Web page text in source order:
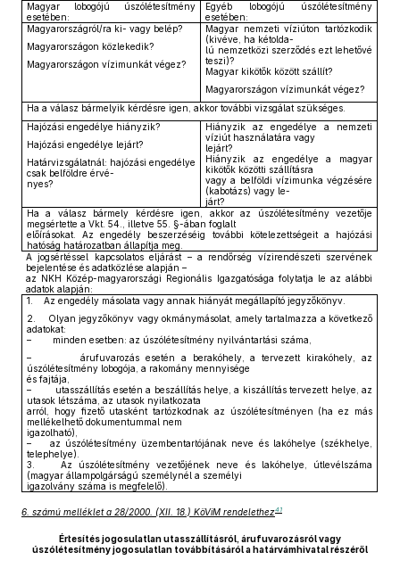
Magyar lobogójú úszólétesítmény
esetében:
Egyéb lobogójú úszólétesítmény
esetében:
Magyarországról/ra ki- vagy belép?
Magyarországon közlekedik?
Magyarországon vízimunkát végez?
Magyar nemzeti víziúton tartózkodik
(kivéve, ha kétolda-
lú nemzetközi szerződés ezt lehetővé
teszi)?
Magyar kikötők között szállít?
Magyarországon vízimunkát végez?
Ha a válasz bármelyik kérdésre igen, akkor további vizsgálat szükséges.
Hajózási engedélye hiányzik?
Hajózási engedélye lejárt?
Határvizsgálatnál: hajózási engedélye
csak belföldre érvé-
nyes?
Hiányzik az engedélye a nemzeti
víziút használatára vagy
lejárt?
Hiányzik az engedélye a magyar
kikötők közötti szállításra
vagy a belföldi vízimunka végzésére
(kabotázs) vagy le-
járt?
Ha a válasz bármely kérdésre igen, akkor az úszólétesítmény vezetője
megsértette a Vkt. 54., illetve 55. §-ában foglalt
előírásokat. Az engedély beszerzéséig további kötelezettségeit a hajózási
hatóság határozatban állapítja meg.
A jogsértéssel kapcsolatos eljárást – a rendőrség vízirendészeti szervének
bejelentése és adatközlése alapján –
az NKH Közép-magyarországi Regionális Igazgatósága folytatja le az alábbi
adatok alapján:
1. Az engedély másolata vagy annak hiányát megállapító jegyzőkönyv.
2. Olyan jegyzőkönyv vagy okmánymásolat, amely tartalmazza a következő
adatokat:
– minden esetben: az úszólétesítmény nyilvántartási száma,
– árufuvarozás esetén a berakóhely, a tervezett kirakóhely, az
úszólétesítmény lobogója, a rakomány mennyisége
és fajtája,
– utasszállítás esetén a beszállítás helye, a kiszállítás tervezett helye, az
utasok létszáma, az utasok nyilatkozata
arról, hogy fizető utasként tartózkodnak az úszólétesítményen (ha ez más
mellékelhető dokumentummal nem
igazolható),
– az úszólétesítmény üzembentartójának neve és lakóhelye (székhelye,
telephelye).
3. Az úszólétesítmény vezetőjének neve és lakóhelye, útlevélszáma
(magyar állampolgárságú személynél a személyi
igazolvány száma is megfelelő).
6. számú melléklet a 28/2000. (XII. 18.) KöViM rendelethez41
Értesítés jogosulatlan utasszállításról, árufuvarozásról vagy
úszólétesítmény jogosulatlan továbbításáról a határvámhivatal részéről